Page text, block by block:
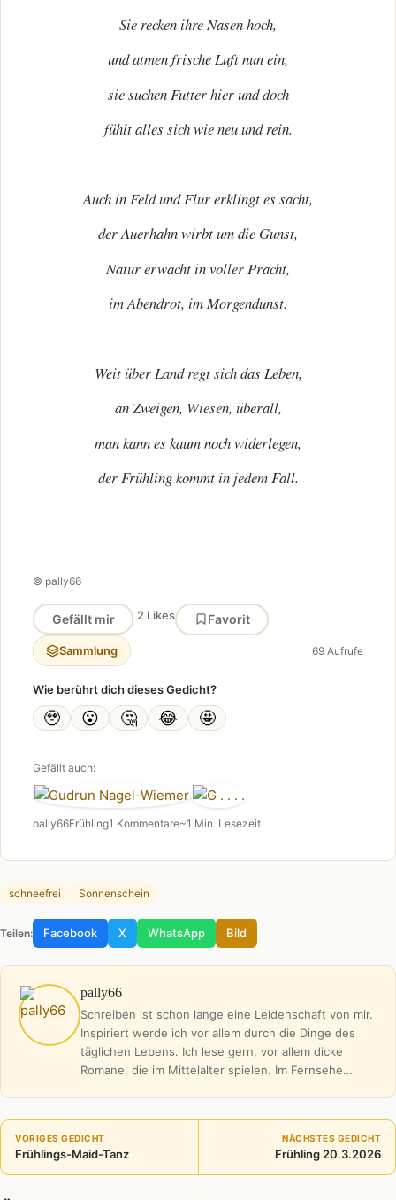
Sie recken ihre Nasen hoch,
und atmen frische Luft nun ein,
sie suchen Futter hier und doch
fühlt alles sich wie neu und rein.
Auch in Feld und Flur erklingt es sacht,
der Auerhahn wirbt um die Gunst,
Natur erwacht in voller Pracht,
im Abendrot, im Morgendunst.
Weit über Land regt sich das Leben,
an Zweigen, Wiesen, überall,
man kann es kaum noch widerlegen,
der Frühling kommt in jedem Fall.
© pally66
Gefällt mir 2 Likes Favorit
Sammlung 69 Aufrufe
Wie berührt dich dieses Gedicht?
🥹 😮 🤔 😂 🤩
Gefällt auch:
pally66Frühling1 Kommentare~1 Min. Lesezeit
schneefrei Sonnenschein
Teilen: Facebook X WhatsApp Bild
pally66
Schreiben ist schon lange eine Leidenschaft von mir.
Inspiriert werde ich vor allem durch die Dinge des
täglichen Lebens. Ich lese gern, vor allem dicke
Romane, die im Mittelalter spielen. Im Fernsehe…
VORIGES GEDICHT
Frühlings-Maid-Tanz
NÄCHSTES GEDICHT
Frühling 20.3.2026